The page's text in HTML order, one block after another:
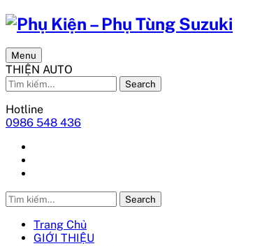
Menu
THIỆN AUTO
Search
Hotline
0986 548 436
Search
Trang Chủ
GIỚI THIỆU